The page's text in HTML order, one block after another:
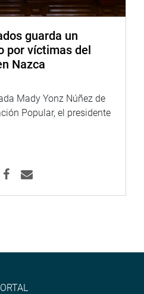
guarda un
por víctimas del
Nazca
Mady Yonz Núñez de
Popular, el presidente